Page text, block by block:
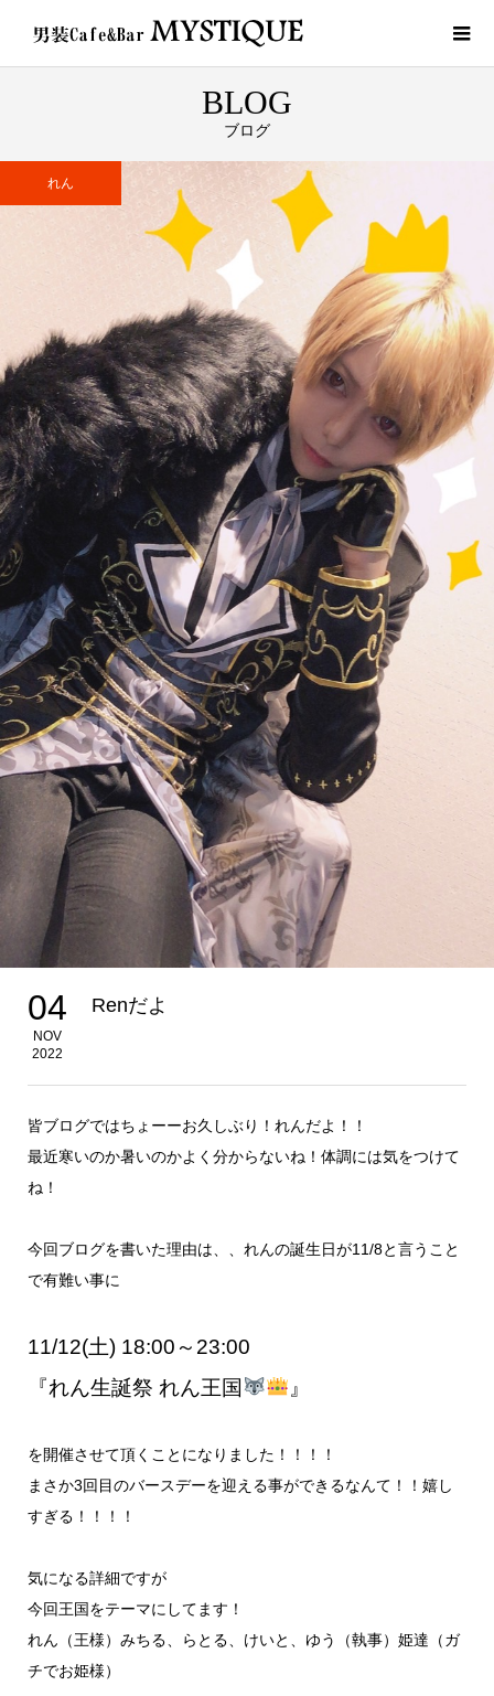
BLOG
ブログ
れん
04
NOV
2022
Renだよ
皆ブログではちょーーお久しぶり！れんだよ！！
最近寒いのか暑いのかよく分からないね！体調には気をつけて
ね！
今回ブログを書いた理由は、、れんの誕生日が11/8と言うこと
で有難い事に
11/12(土) 18:00～23:00
『れん生誕祭 れん王国
』
を開催させて頂くことになりました！！！！
まさか3回目のバースデーを迎える事ができるなんて！！嬉し
すぎる！！！！
気になる詳細ですが
今回王国をテーマにしてます！
れん（王様）みちる、らとる、けいと、ゆう（執事）姫達（ガ
チでお姫様）